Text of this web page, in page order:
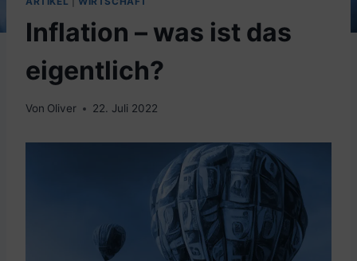
Inflation – was ist das
eigentlich?
Von Oliver 22. Juli 2022